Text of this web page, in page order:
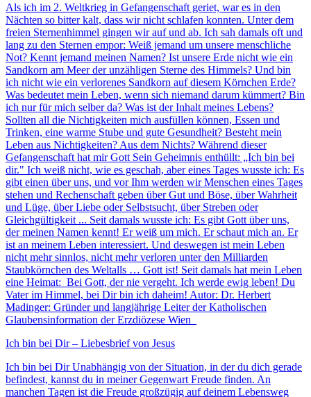
Als ich im 2. Weltkrieg in Gefangenschaft geriet, war es in den
Nächten so bitter kalt, dass wir nicht schlafen konnten. Unter dem
freien Sternenhimmel gingen wir auf und ab. Ich sah damals oft und
lang zu den Sternen empor: Weiß jemand um unsere menschliche
Not? Kennt jemand meinen Namen? Ist unsere Erde nicht wie ein
Sandkorn am Meer der unzähligen Sterne des Himmels? Und bin
ich nicht wie ein verlorenes Sandkorn auf diesem Körnchen Erde?
Was bedeutet mein Leben, wenn sich niemand darum kümmert? Bin
ich nur für mich selber da? Was ist der Inhalt meines Lebens?
Sollten all die Nichtigkeiten mich ausfüllen können, Essen und
Trinken, eine warme Stube und gute Gesundheit? Besteht mein
Leben aus Nichtigkeiten? Aus dem Nichts? Während dieser
Gefangenschaft hat mir Gott Sein Geheimnis enthüllt: „Ich bin bei
dir." Ich weiß nicht, wie es geschah, aber eines Tages wusste ich: Es
gibt einen über uns, und vor Ihm werden wir Menschen eines Tages
stehen und Rechenschaft geben über Gut und Böse, über Wahrheit
und Lüge, über Liebe oder Selbstsucht, über Streben oder
Gleichgültigkeit ... Seit damals wusste ich: Es gibt Gott über uns,
der meinen Namen kennt! Er weiß um mich. Er schaut mich an. Er
ist an meinem Leben interessiert. Und deswegen ist mein Leben
nicht mehr sinnlos, nicht mehr verloren unter den Milliarden
Staubkörnchen des Weltalls … Gott ist! Seit damals hat mein Leben
eine Heimat: Bei Gott, der nie vergeht. Ich werde ewig leben! Du
Vater im Himmel, bei Dir bin ich daheim! Autor: Dr. Herbert
Madinger: Gründer und langjährige Leiter der Katholischen
Glaubensinformation der Erzdiözese Wien
Ich bin bei Dir – Liebesbrief von Jesus
Ich bin bei Dir Unabhängig von der Situation, in der du dich gerade
befindest, kannst du in meiner Gegenwart Freude finden. An
manchen Tagen ist die Freude großzügig auf deinem Lebensweg